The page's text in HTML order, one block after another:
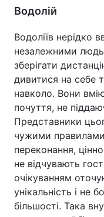
Водолій
Водоліїв нерідко
незалежними
зберігати
дивитися на себе
навколо. Вони
почуття, не
Представники
чужими
переконання,
не відчувають
очікуванням
унікальність і не
більшості. Така